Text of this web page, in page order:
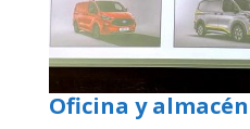
Oficina y almacén